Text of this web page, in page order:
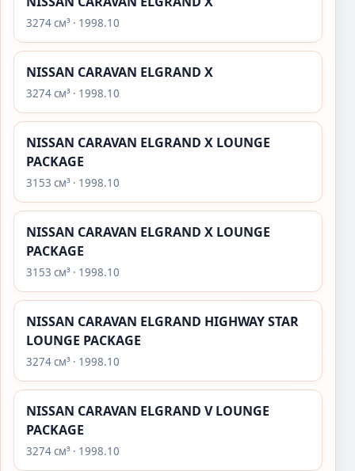
3274 см³ · 1998.10
NISSAN CARAVAN ELGRAND X
3274 см³ · 1998.10
NISSAN CARAVAN ELGRAND X LOUNGE
PACKAGE
3153 см³ · 1998.10
NISSAN CARAVAN ELGRAND X LOUNGE
PACKAGE
3153 см³ · 1998.10
NISSAN CARAVAN ELGRAND HIGHWAY STAR
LOUNGE PACKAGE
3274 см³ · 1998.10
NISSAN CARAVAN ELGRAND V LOUNGE
PACKAGE
3274 см³ · 1998.10